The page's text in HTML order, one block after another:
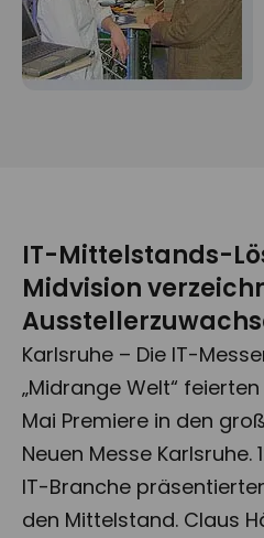
IT-Mittelstands-
Midvision
Karlsruhe – Die IT-
„Midrange Welt“ feierten
Mai Premiere in den
Neuen Messe Karlsruhe.
IT-Branche
den Mittelstand. Claus